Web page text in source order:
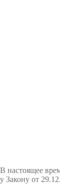
Закону от